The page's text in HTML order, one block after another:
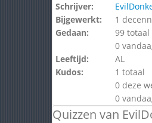
Schrijver:
Bijgewerkt:
1
Gedaan:
99 totaal
0
Leeftijd:
AL
Kudos:
1 totaal
0 deze
0
Quizzen van